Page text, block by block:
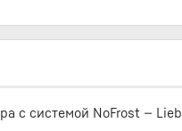
с системой NoFrost —